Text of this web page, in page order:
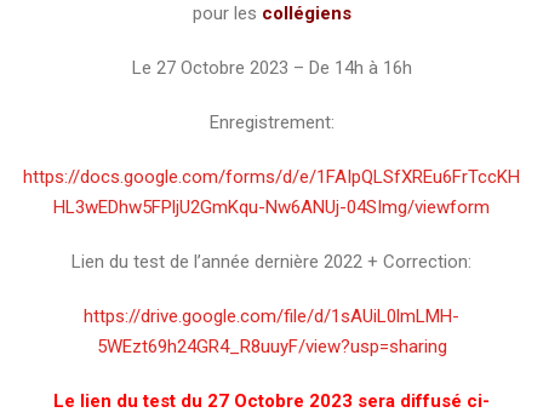
pour les collégiens
Le 27 Octobre 2023 – De 14h à 16h
Enregistrement:
https://docs.google.com/forms/d/e/1FAIpQLSfXREu6FrTccKH
HL3wEDhw5FPljU2GmKqu-Nw6ANUj-04SImg/viewform
Lien du test de l’année dernière 2022 + Correction:
https://drive.google.com/file/d/1sAUiL0lmLMH-
5WEzt69h24GR4_R8uuyF/view?usp=sharing
Le lien du test du 27 Octobre 2023 sera diffusé ci-